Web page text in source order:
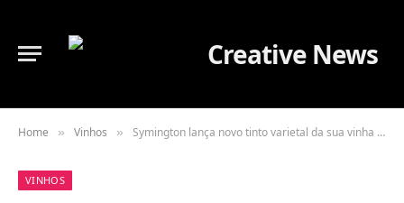
Home » Vinhos » Symington lança novo tinto varietal da sua vinha em Portalegre
VINHOS